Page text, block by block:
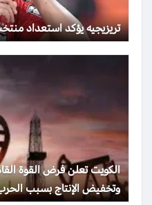
تريزيجيه يؤكد استعداد
الكويت تعلن فرض القوة
وتخفيض الإنتاج بسبب